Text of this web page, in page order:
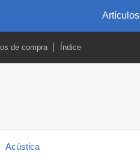
Artículos
de compra Índice
Acústica